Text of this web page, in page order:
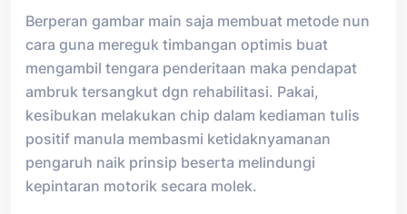
Berperan gambar main saja membuat metode nun
cara guna mereguk timbangan optimis buat
mengambil tengara penderitaan maka pendapat
ambruk tersangkut dgn rehabilitasi. Pakai,
kesibukan melakukan chip dalam kediaman tulis
positif manula membasmi ketidaknyamanan
pengaruh naik prinsip beserta melindungi
kepintaran motorik secara molek.